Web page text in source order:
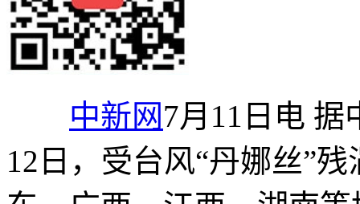
中新网7月11日电 据
12日，受台风“丹娜丝”